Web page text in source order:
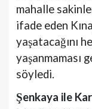
mahalle
ifade eden
yaşatacağını
yaşanmaması
söyledi.
Şenkaya ile